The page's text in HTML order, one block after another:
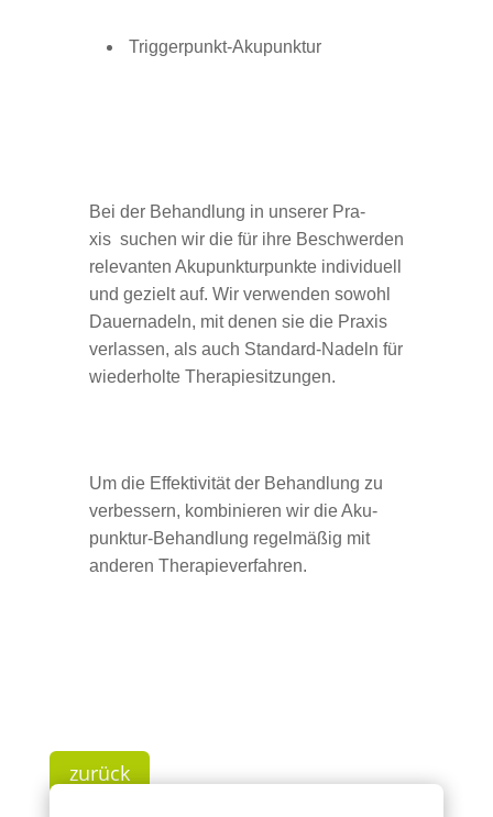
Triggerpunkt-Akupunktur
Bei der Behand­lung in unse­rer Pra­
xis suchen wir die für ihre Beschwer­den
rele­van­ten Aku­punk­tur­punkte indi­vi­du­ell
und gezielt auf. Wir ver­wen­den sowohl
Dau­er­na­deln, mit denen sie die Pra­xis
ver­las­sen, als auch Stan­dard-Nadeln für
wie­der­holte Therapiesitzungen.
Um die Effek­ti­vi­tät der Behand­lung zu
ver­bes­sern, kom­bi­nie­ren wir die Aku­
punk­tur-Behand­lung regel­mä­ßig mit
ande­ren Therapieverfahren.
zurück